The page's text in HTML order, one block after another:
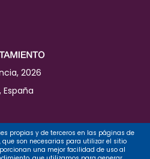
2026
España
propias y de terceros en las páginas de
que son necesarias para utilizar el sitio
una mejor facilidad de uso al